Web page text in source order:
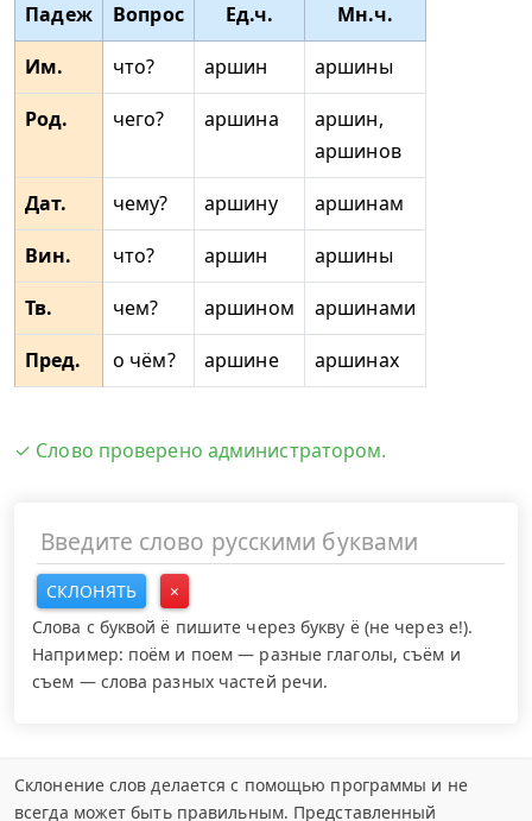
Падеж Вопрос Ед.ч.
Мн.ч.
Им.
что? аршин
аршины
Род.
чего? аршина
аршин,
аршинов
Дат.
чему? аршину
аршинам
Вин.
что? аршин
аршины
Тв.
чем? аршином
аршинами
Пред.
о чём? аршине аршинах
✓ Слово проверено администратором.
СКЛОНЯТЬ
×
Слова с буквой ё пишите через букву ё (не через е!).
Например: поём и поем — разные глаголы, съём и
съем — слова разных частей речи.
Склонение слов делается с помощью программы и не
всегда может быть правильным. Представленный